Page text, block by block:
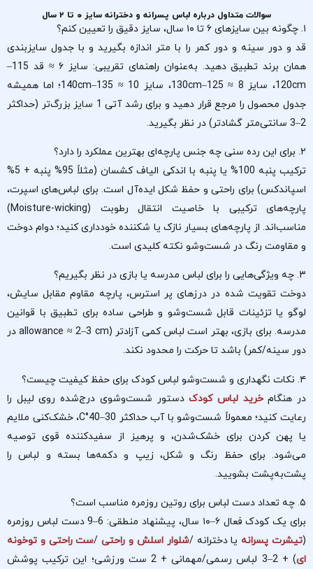
سوالات متداول درباره لباس پسرانه و دخترانه سایز ۰ تا ۲ سال
۱. چگونه بین سایزهای ۶ تا ۱۰ سال، سایز دقیق را تعیین کنم؟
قد و دور سینه و دور کمر را با متر اندازه بگیرید و با جدول سایزبندی
همان برند تطبیق دهید. به‌عنوان راهنمای تقریبی: سایز ۶ ≈ قد 115–
120cm، سایز 8 ≈ 125–130cm، سایز 10 ≈ 135–140cm؛ اما همیشه
جدول محصول را مرجع قرار دهید و برای رشد آتی 1 سایز بزرگ‌تر (حداکثر
2–3 سانتی‌متر گشادتر) در نظر بگیرید.
۲. برای این رده سنی چه جنس پارچه‌ای بهترین عملکرد را دارد؟
ترکیب پنبه 100% یا پنبه با اندکی الیاف کشسان (مثلاً 95% پنبه + 5%
اسپاندکس) برای راحتی و حفظ شکل ایده‌آل است. برای لباس‌های اسپرت،
پارچه‌های ترکیبی با خاصیت انتقال رطوبت (Moisture-wicking)
مناسب‌اند. از پارچه‌های بسیار نازک یا شکننده خودداری کنید؛ دوام دوخت
و مقاومت رنگ در شست‌وشو نکته کلیدی است.
۳. چه ویژگی‌هایی را برای لباس مدرسه یا بازی در نظر بگیریم؟
دوخت تقویت شده در درزهای پر استرس، پارچه مقاوم مقابل سایش،
لوگو یا تزئینات قابل شست‌وشو و طراحی ساده برای تطبیق با قوانین
مدرسه. برای بازی، بهتر است لباس کمی آزادتر (allowance ≈ 2–3 cm در
دور سینه/کمر) باشد تا حرکت را محدود نکند.
۴. نکات نگهداری و شست‌وشو لباس کودک برای حفظ کیفیت چیست؟
در هنگامخرید لباس کودکدستور شست‌وشوی درج‌شده روی لیبل را
رعایت کنید؛ معمولاً شست‌وشو با آب حداکثر 30–40°C، خشک‌کنی ملایم
یا پهن کردن برای خشک‌شدن، و پرهیز از سفیدکننده قوی توصیه
می‌شود. برای حفظ رنگ و شکل، زیپ و دکمه‌ها بسته و لباس‌ را
پشت‌به‌پشت بشویید.
۵. چه تعداد دست لباس برای روتین روزمره مناسب است؟
برای یک کودک فعال ۶–۱۰ سال، پیشنهاد منطقی: 6–9 دست لباس روزمره
(تیشرت پسرانه یا دخترانه /شلوار اسلش و راحتی/ست راحتی و توخونه
ای
) + 2–3 لباس رسمی/مهمانی + 2 ست ورزشی؛ این ترکیب پوشش